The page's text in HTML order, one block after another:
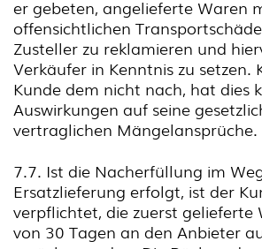
er gebeten, angelieferte Waren
offensichtlichen
Zusteller zu reklamieren und
Verkäufer in Kenntnis zu setzen.
Kunde dem nicht nach, hat dies
Auswirkungen auf seine
vertraglichen Mängelansprüche.
7.7. Ist die Nacherfüllung im
Ersatzlieferung erfolgt, ist der
verpflichtet, die zuerst gelieferte
von 30 Tagen an den Anbieter